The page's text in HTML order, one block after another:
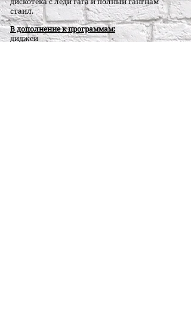
стаил.
В дополнение к программам:
диджеи